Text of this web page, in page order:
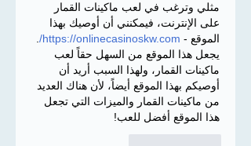
مثلي وترغب في لعب ماكينات القمار
على الإنترنت، فيمكنني أن أوصيك بهذا
الموقع - https://onlinecasinoskw.com/
يجعل هذا الموقع من السهل حقاً لعب
ماكينات القمار، ولهذا السبب أريد أن
أوصيكم بهذا الموقع أيضاً، لأن هناك العديد
من ماكينات القمار والميزات التي تجعل
هذا الموقع أفضل للعب!